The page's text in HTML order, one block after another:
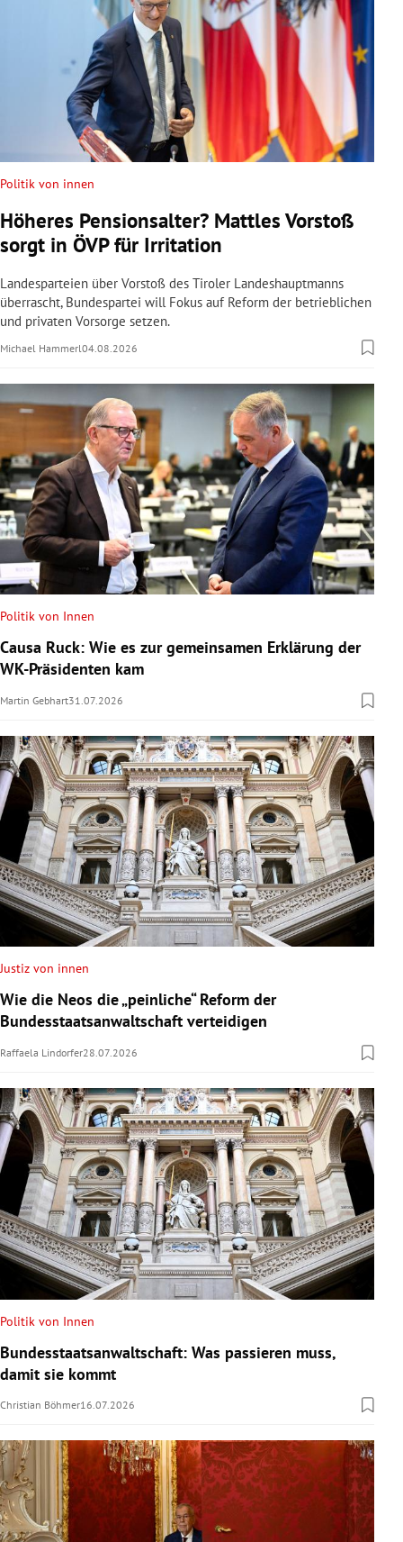
Politik von innen
Höheres Pensionsalter? Mattles Vorstoß
sorgt in ÖVP für Irritation
Landesparteien über Vorstoß des Tiroler Landeshauptmanns
überrascht, Bundespartei will Fokus auf Reform der betrieblichen
und privaten Vorsorge setzen.
Michael Hammerl04.08.2026
Politik von Innen
Causa Ruck: Wie es zur gemeinsamen Erklärung der
WK-Präsidenten kam
Martin Gebhart31.07.2026
Justiz von innen
Wie die Neos die „peinliche“ Reform der
Bundesstaatsanwaltschaft verteidigen
Raffaela Lindorfer28.07.2026
Politik von Innen
Bundesstaatsanwaltschaft: Was passieren muss,
damit sie kommt
Christian Böhmer16.07.2026